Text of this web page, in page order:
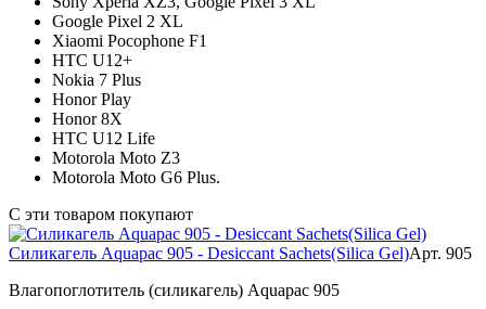
Google Pixel 2 XL
Xiaomi Pocophone F1
HTC U12+
Nokia 7 Plus
Honor Play
Honor 8X
HTC U12 Life
Motorola Moto Z3
Motorola Moto G6 Plus.
С эти товаром покупают
Силикагель Aquapac 905 - Desiccant Sachets(Silica Gel)Арт. 905
Влагопоглотитель (силикагель) Aquapac 905